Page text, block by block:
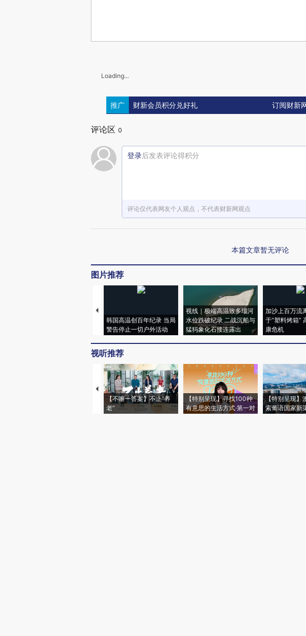
Loading...
推广 财新会员积分兑好礼 订阅财新
评论区 0
登录后发表评论得积分
评论仅代表网友个人观点，不代表财新网观点
本篇文章暂无评论
图片推荐
韩国高温创百年纪录 当局
警告停止一切户外活动
视线｜极端高温致多瑙河
水位跌破纪录 二战沉船与
猛犸象化石接连露出
加沙上百万流
于“塑料烤箱”
康危机
视听推荐
【不唯一答案】不止“养
老”
【特别呈现】寻找100种
有意思的生活方式·第一对
【特别呈现】
索葡语国家新